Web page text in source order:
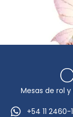
Mesas de rol
+54 11 2460-